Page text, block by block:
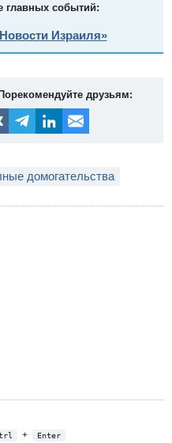
главных событий:
Израиля»
друзьям:
домогательства
+ Enter